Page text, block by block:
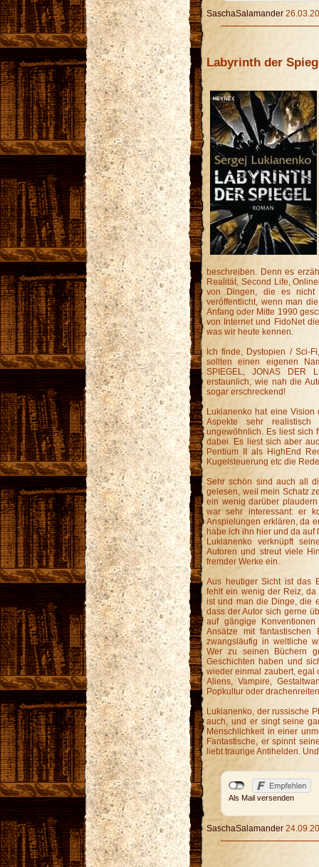
SaschaSalamander
Labyrinth der
beschreiben. Denn es
Realität, Second Life,
von Dingen, die es
veröffentlicht, wenn man
Anfang oder Mitte 1990
von Internet und FidoNet
was wir heute kennen.
Ich finde, Dystopien / Sci-
sollten einen eigenen
SPIEGEL, JONAS DER
erstaunlich, wie nah die
sogar erschreckend!
Lukianenko hat eine Vision
Aspekte sehr
ungewöhnlich. Es liest sich
dabei. Es liest sich aber
Pentium II als HighEnd
Kugelsteuerung etc die
Sehr schön sind auch all
gelesen, weil mein Schatz
ein wenig darüber
war sehr interessant: er
Anspielungen erklären, da
habe ich ihn hier und da
Lukianenko verknüpft
Autoren und streut viele
fremder Werke ein.
Aus heutiger Sicht ist das
fehlt ein wenig der Reiz,
ist und man die Dinge, die
dass der Autor sich gerne
auf gängige
Ansätze mit
zwangsläufig in weltliche
Wer zu seinen Büchern
Geschichten haben und
wieder einmal zaubert, egal
Aliens, Vampire,
Popkultur oder
Lukianenko, der russische
auch, und er singt seine
Menschlichkeit in einer
Fantastische, er spinnt
liebt traurige Antihelden.
Als Mail versenden
SaschaSalamander